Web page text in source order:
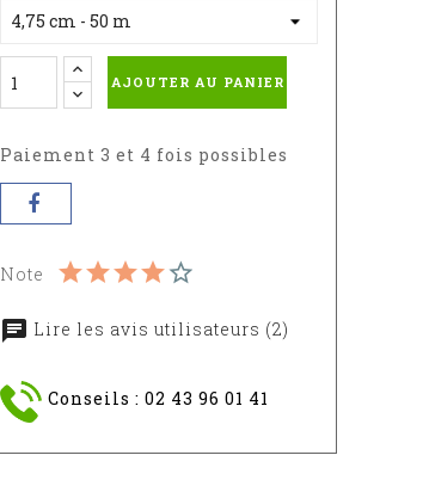
600570407016
AJOUTER AU PANIER
Paiement 3 et 4 fois possibles
Note
Lire les avis utilisateurs (2)
Conseils : 02 43 96 01 41